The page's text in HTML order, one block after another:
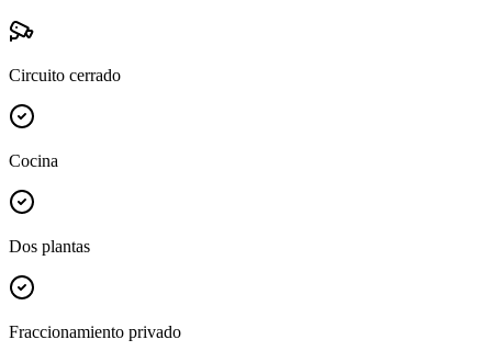
Circuito cerrado
Cocina
Dos plantas
Fraccionamiento privado